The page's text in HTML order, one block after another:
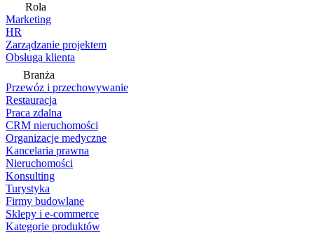
Rola
Marketing
HR
Zarządzanie projektem
Obsługa klienta
Branża
Przewóz i przechowywanie
Restauracja
Praca zdalna
CRM nieruchomości
Organizacje medyczne
Kancelaria prawna
Nieruchomości
Konsulting
Turystyka
Firmy budowlane
Sklepy i e-commerce
Kategorie produktów